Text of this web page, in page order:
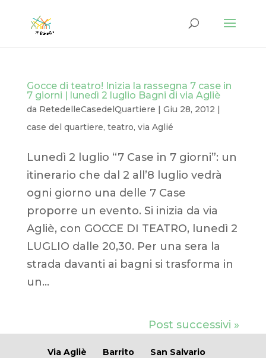
Gocce di teatro! Inizia la rassegna 7 case in
7 giorni | lunedì 2 luglio Bagni di via Agliè
da RetedelleCasedelQuartiere | Giu 28, 2012 |
case del quartiere, teatro, via Aglié
Lunedì 2 luglio “7 Case in 7 giorni”: un
itinerario che dal 2 all’8 luglio vedrà
ogni giorno una delle 7 Case
proporre un evento. Si inizia da via
Agliè, con GOCCE DI TEATRO, lunedì 2
LUGLIO dalle 20,30. Per una sera la
strada davanti ai bagni si trasforma in
un...
Post successivi »
Via Agliè Barrito
San Salvario